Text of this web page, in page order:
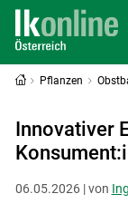
Pflanzen
Innovativer
06.05.2026 | von